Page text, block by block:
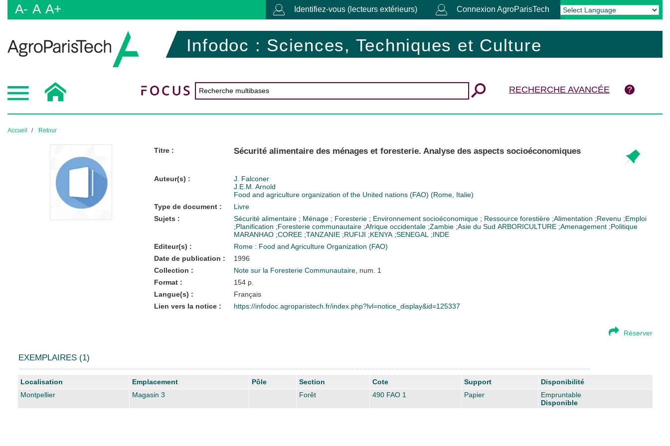
A- A A+ Identifiez-vous (lecteurs extérieurs) Connexion AgroParisTech
Powered by Translate
Infodoc : Sciences, Techniques et Culture
RECHERCHE AVANCÉE
Accueil Retour
Titre : Sécurité alimentaire des ménages et foresterie. Analyse des aspects socioéconomiques
Auteur(s) :
J. Falconer
J.E.M. Arnold
Food and agriculture organization of the United nations (FAO) (Rome, Italie)
Type de document :
Livre
Sujets :
Sécurité alimentaire ; Ménage ; Foresterie ; Environnement socioéconomique ; Ressource forestière ;Alimentation ;Revenu ;Emploi
;Planification ;Foresterie communautaire ;Afrique occidentale ;Zambie ;Asie du Sud ARBORICULTURE ;Amenagement ;Politique
MARANHAO ;COREE ;TANZANIE ;RUFIJI ;KENYA ;SENEGAL ;INDE
Editeur(s) :
Rome : Food and Agriculture Organization (FAO)
Date de publication :
1996
Collection :
Note sur la Foresterie Communautaire, num. 1
Format :
154 p.
Langue(s) :
Français
Lien vers la notice :
https://infodoc.agroparistech.fr/index.php?lvl=notice_display&id=125337
Réserver
EXEMPLAIRES (1)
Liste des exemplaires
Localisation Emplacement Pôle Section Cote Support
Disponibilité
Montpellier
Magasin 3 Forêt 490 FAO 1 Papier
Empruntable
Disponible